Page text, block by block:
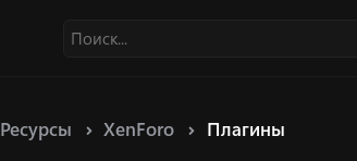
Ресурсы XenForo Плагины